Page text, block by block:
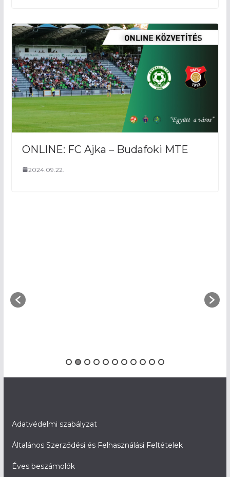
ONLINE: FC Ajka – Budafoki MTE
2024.09.22.
Adatvédelmi szabályzat
Általános Szerződési és Felhasználási Feltételek
Éves beszámolók